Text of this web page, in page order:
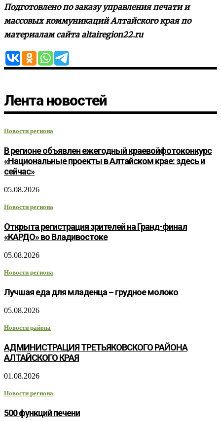
Подготовлено по заказу управления печати и
массовых коммуникаций Алтайского края по
материалам сайта altairegion22.ru
Лента новостей
Новости региона
В регионе объявлен ежегодный краевойфотоконкурс
«Национальные проекты в Алтайском крае: здесь и
сейчас»
05.08.2026
Новости региона
Открыта регистрация зрителей на Гранд-финал
«КАРДО» во Владивостоке
05.08.2026
Новости региона
Лучшая еда для младенца – грудное молоко
05.08.2026
Новости района
АДМИНИСТРАЦИЯ ТРЕТЬЯКОВСКОГО РАЙОНА
АЛТАЙСКОГО КРАЯ
01.08.2026
Новости региона
500 функций печени